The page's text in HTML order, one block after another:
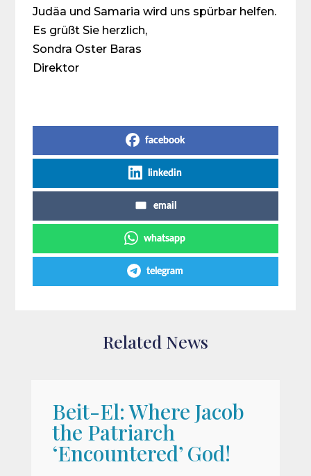
Judäa und Samaria wird uns spürbar helfen.
Es grüßt Sie herzlich,
Sondra Oster Baras
Direktor
facebook
linkedin
email
whatsapp
telegram
Related News
Beit-El: Where Jacob
the Patriarch
‘Encountered’ God!